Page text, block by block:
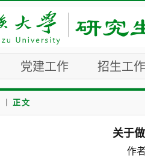
党建工作 招生工作
正文
关于
作